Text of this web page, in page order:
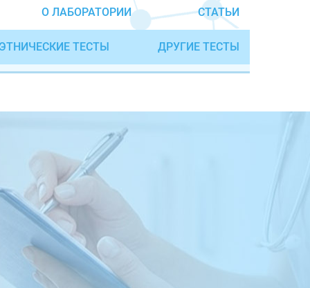
О ЛАБОРАТОРИИ СТАТЬИ
ТЕСТЫ ДРУГИЕ ТЕСТЫ